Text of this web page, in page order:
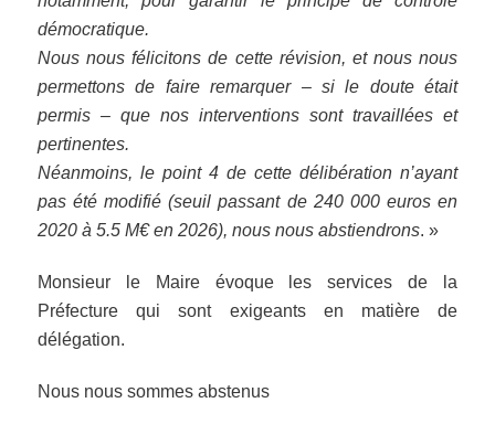
démocratique.
Nous nous félicitons de cette révision, et nous nous
permettons de faire remarquer – si le doute était
permis – que nos interventions sont travaillées et
pertinentes.
Néanmoins, le point 4 de cette délibération n’ayant
pas été modifié (seuil passant de 240 000 euros en
2020 à 5.5 M€ en 2026), nous nous abstiendrons. »
Monsieur le Maire évoque les services de la
Préfecture qui sont exigeants en matière de
délégation.
Nous nous sommes abstenus